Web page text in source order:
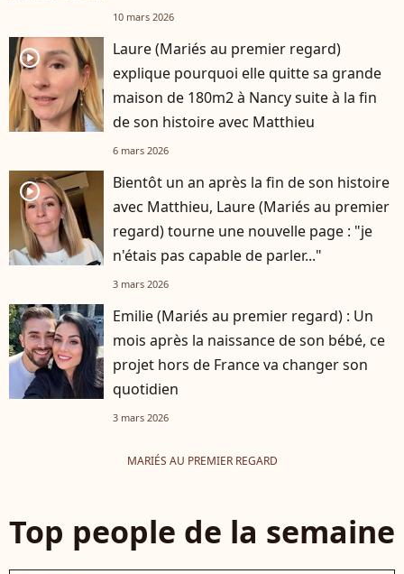
10 mars 2026
player2
Laure (Mariés au premier regard)
explique pourquoi elle quitte sa grande
maison de 180m2 à Nancy suite à la fin
de son histoire avec Matthieu
6 mars 2026
player2
Bientôt un an après la fin de son histoire
avec Matthieu, Laure (Mariés au premier
regard) tourne une nouvelle page : "je
n'étais pas capable de parler..."
3 mars 2026
Emilie (Mariés au premier regard) : Un
mois après la naissance de son bébé, ce
projet hors de France va changer son
quotidien
3 mars 2026
MARIÉS AU PREMIER REGARD
Top people de la semaine